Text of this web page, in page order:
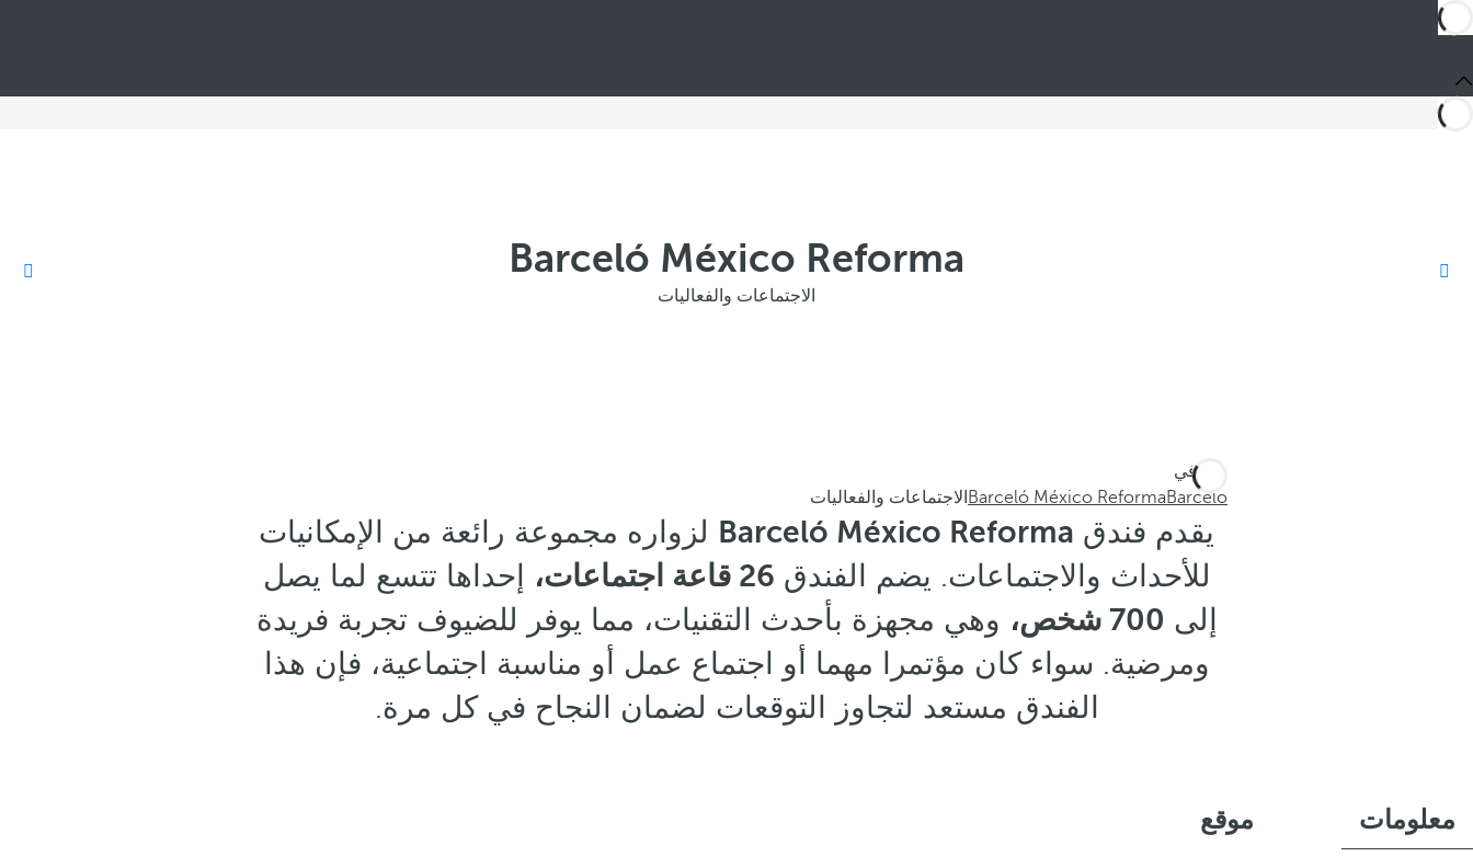
Barceló México Reforma
الاجتماعات والفعاليات
أنت في
Barceló
Barceló México Reforma الاجتماعات والفعاليات
يقدم فندق Barceló México Reforma لزواره مجموعة رائعة من الإمكانيات
للأحداث والاجتماعات. يضم الفندق 26 قاعة اجتماعات،
إحداها تتسع لما يصل
إلى 700 شخص،
وهي مجهزة بأحدث التقنيات، مما يوفر للضيوف تجربة فريدة
ومرضية. سواء كان مؤتمرا مهما أو اجتماع عمل أو مناسبة اجتماعية، فإن هذا
الفندق مستعد لتجاوز التوقعات لضمان النجاح في كل مرة.
معلومات موقع